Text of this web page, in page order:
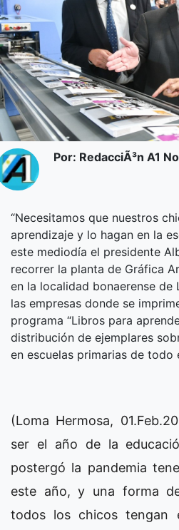
Por: RedacciÃ³n A1
“Necesitamos que nuestros
aprendizaje y lo hagan en la
este mediodía el presidente
recorrer la planta de Gráfica
en la localidad bonaerense de
las empresas donde se
programa “Libros para
distribución de ejemplares
en escuelas primarias de todo
(Loma Hermosa,
ser el año de la
postergó la pandemia
este año, y una forma
todos los chicos tengan